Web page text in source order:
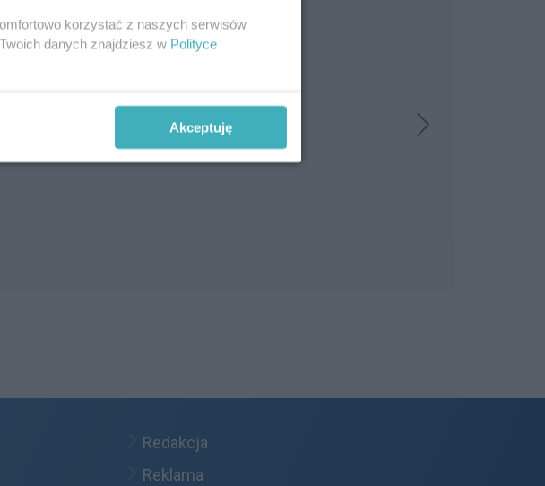
Redakcja
Reklama
korzystać z naszych serwisów
danych znajdziesz w Polityce
Akceptuję